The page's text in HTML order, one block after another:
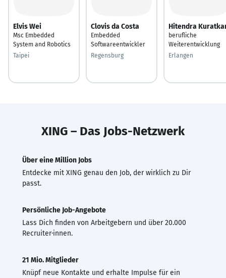
Elvis Wei
Msc Embedded
System and Robotics
Taipei
Clovis da Costa
Embedded
Softwareentwickler
Regensburg
Hitendra
berufliche
Weiterentwicklung
Erlangen
XING – Das Jobs-Netzwerk
Über eine Million Jobs
Entdecke mit XING genau den Job, der wirklich zu Dir
passt.
Persönliche Job-Angebote
Lass Dich finden von Arbeitgebern und über 20.000
Recruiter·innen.
21 Mio. Mitglieder
Knüpf neue Kontakte und erhalte Impulse für ein